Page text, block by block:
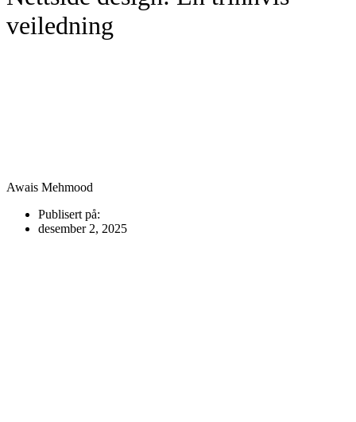
veiledning
Awais Mehmood
Publisert på:
desember 2, 2025